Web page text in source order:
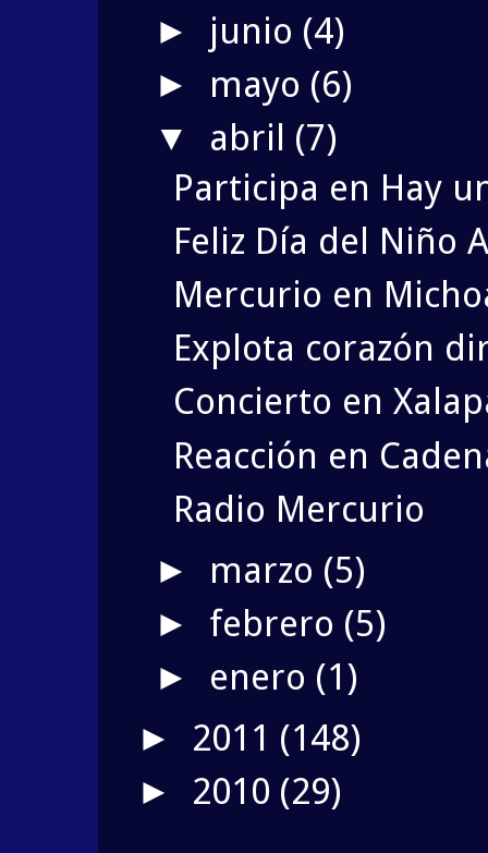
► junio (4)
► mayo (6)
▼ abril (7)
Participa en Hay
Feliz Día del Niño
Mercurio en
Explota corazón
Concierto en
Reacción en
Radio Mercurio
► marzo (5)
► febrero (5)
► enero (1)
► 2011 (148)
► 2010 (29)